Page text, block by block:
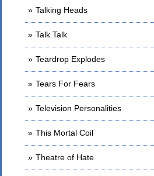
Talking Heads
Talk Talk
Teardrop Explodes
Tears For Fears
Television Personalities
This Mortal Coil
Theatre of Hate